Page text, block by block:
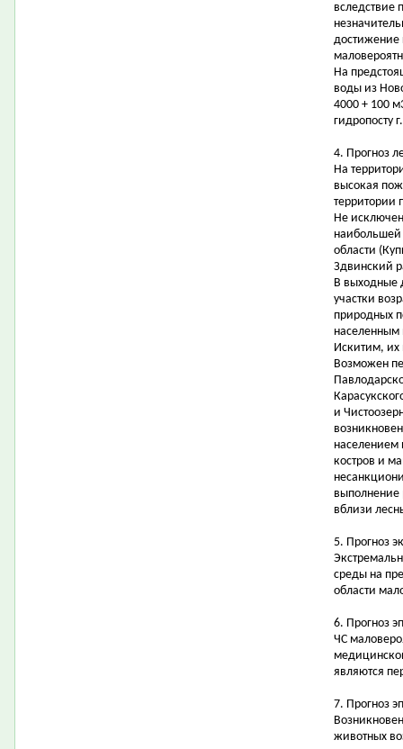
вследствие
достижение
На
воды из
4000 + 100
гидропосту
4. Прогноз
На
высокая
территории
Не
наибольшей
области
Здвинский
В выходные
участки
природных
населенным
Искитим, их
Возможен
и
населением
костров и
выполнение
вблизи
5. Прогноз
среды на
области
6. Прогноз
ЧС
являются
7. Прогноз
животных